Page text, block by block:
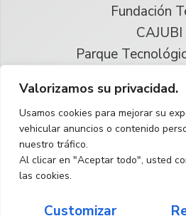
Valorizamos su privacidad.
Usamos cookies para mejorar su
vehicular anuncios o contenido
nuestro tráfico.
Al clicar en "Aceptar todo", usted
las cookies.
Customizar
Fundación
CAJUBI
Parque
Reservados todos
Español